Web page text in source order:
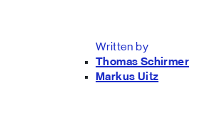
Written by
Thomas Schirmer
Markus Uitz